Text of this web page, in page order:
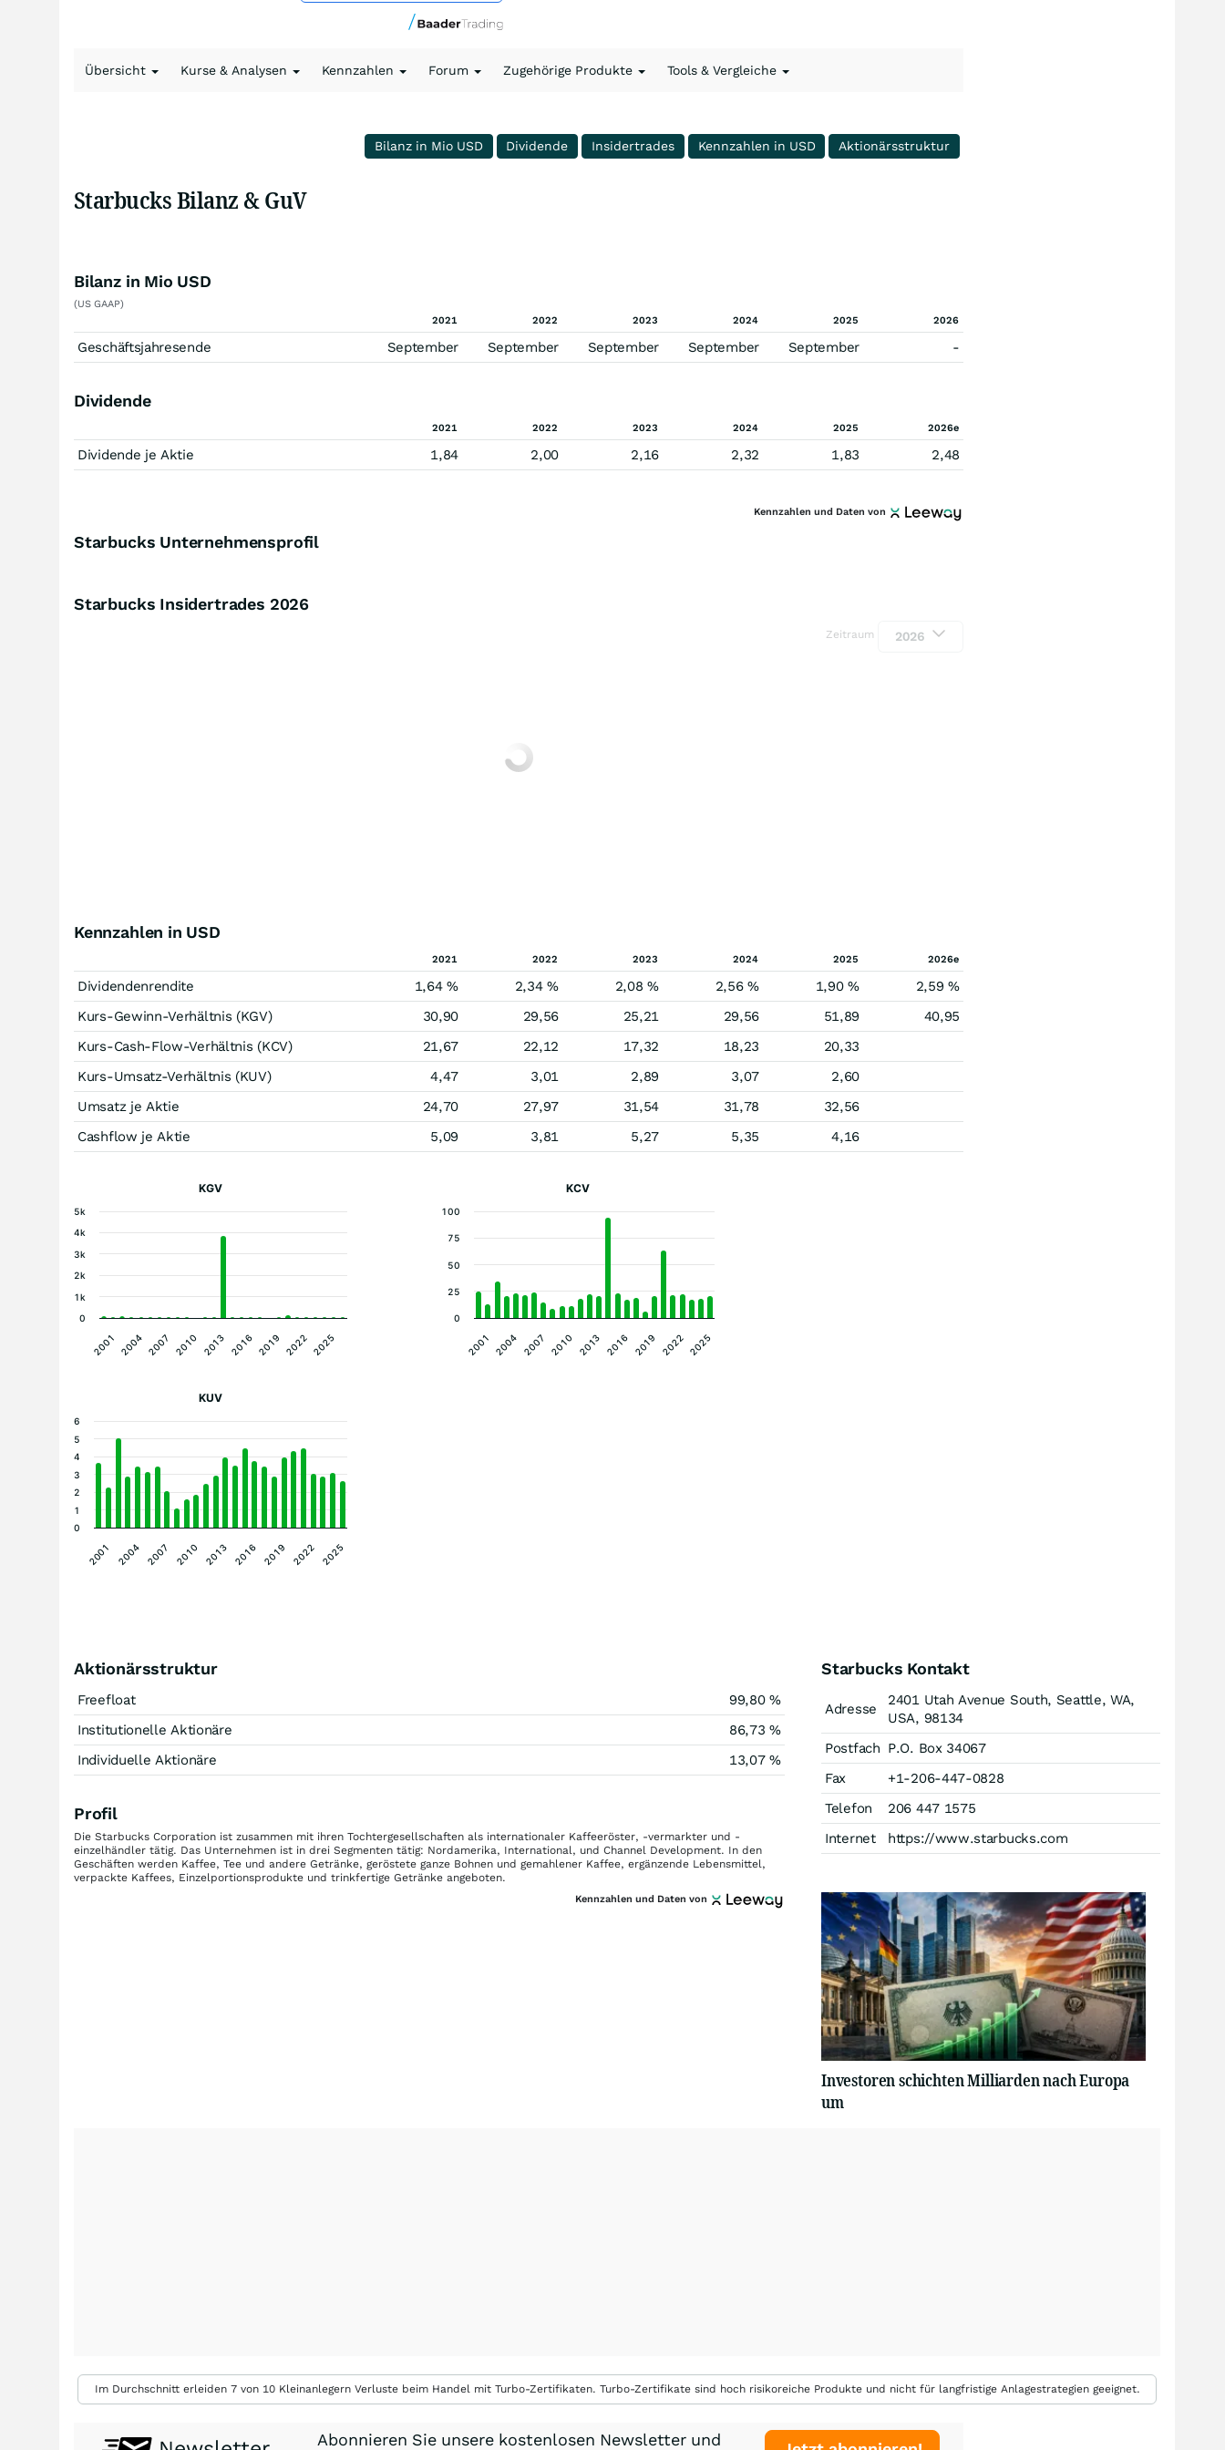
Übersicht Kurse & Analysen Kennzahlen Forum Zugehörige Produkte Tools & Vergleiche
Bilanz in Mio USD Dividende Insidertrades Kennzahlen in USD Aktionärsstruktur
Starbucks Bilanz & GuV
Bilanz in Mio USD
(US GAAP)
2021
2022 2023 2024 2025 2026
Geschäftsjahresende September September September September September -
Dividende
2021 2022 2023 2024 2025 2026e
Dividende je Aktie 1,84 2,00 2,16 2,32 1,83 2,48
Kennzahlen und Daten von
Starbucks Unternehmensprofil
Starbucks Insidertrades 2026
Zeitraum 2026
Kennzahlen in USD
2021 2022 2023 2024 2025 2026e
Dividendenrendite 1,64 % 2,34 % 2,08 % 2,56 % 1,90 %
2,59 %
Kurs-Gewinn-Verhältnis (KGV)
30,90 29,56 25,21 29,56 51,89
40,95
Kurs-Cash-Flow-Verhältnis (KCV)
21,67 22,12 17,32 18,23
20,33
Kurs-Umsatz-Verhältnis (KUV)
4,47 3,01 2,89 3,07
2,60
Umsatz je Aktie
24,70 27,97 31,54 31,78
32,56
Cashflow je Aktie
5,09 3,81 5,27 5,35 4,16
KGV
2001 2004 2007 2010 2013 2016 2019 2022 2025
0
1k
2k
3k
4k
5k
KCV
2001 2004 2007 2010 2013 2016 2019 2022 2025
0
100
25
50
75
KUV
2001 2004 2007 2010 2013 2016 2019 2022 2025
0
1
2
3
4
5
6
Aktionärsstruktur
Freefloat
99,80 %
Institutionelle Aktionäre
86,73 %
Individuelle Aktionäre
13,07 %
Profil
Die Starbucks Corporation ist zusammen mit ihren Tochtergesellschaften als internationaler Kaffeeröster, -vermarkter und -
einzelhändler tätig. Das Unternehmen ist in drei Segmenten tätig: Nordamerika, International, und Channel Development. In den
Geschäften werden Kaffee, Tee und andere Getränke, geröstete ganze Bohnen und gemahlener Kaffee, ergänzende Lebensmittel,
verpackte Kaffees, Einzelportionsprodukte und trinkfertige Getränke angeboten.
Kennzahlen und Daten von
Starbucks Kontakt
Adresse
2401 Utah Avenue South, Seattle, WA,
USA, 98134
Postfach P.O. Box 34067
Fax
+1-206-447-0828
Telefon
206 447 1575
Internet
https://www.starbucks.com
Investoren schichten Milliarden nach Europa
um
Im Durchschnitt erleiden 7 von 10 Kleinanlegern Verluste beim Handel mit Turbo-Zertifikaten. Turbo-Zertifikate sind hoch risikoreiche Produkte und nicht für langfristige Anlagestrategien geeignet.
Abonnieren Sie unsere kostenlosen Newsletter und